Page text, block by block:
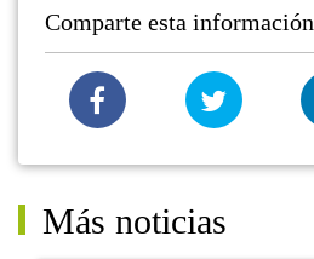
Comparte esta información
Más noticias